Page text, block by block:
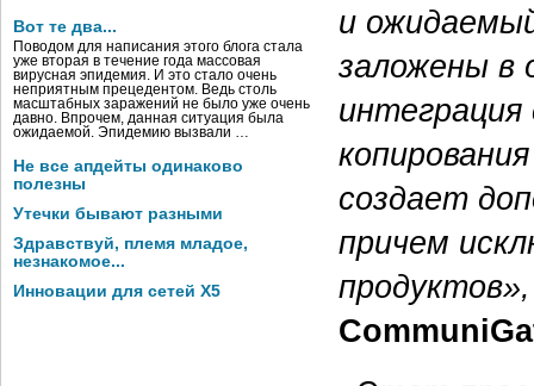
Вот те два...
Поводом для написания этого блога стала
уже вторая в течение года массовая
вирусная эпидемия. И это стало очень
неприятным прецедентом. Ведь столь
масштабных заражений не было уже очень
давно. Впрочем, данная ситуация была
ожидаемой. Эпидемию вызвали …
Не все апдейты одинаково
полезны
Утечки бывают разными
Здравствуй, племя младое,
незнакомое...
Инновации для сетей X5
и
заложены в
интеграция
создает
причем
продуктов»,